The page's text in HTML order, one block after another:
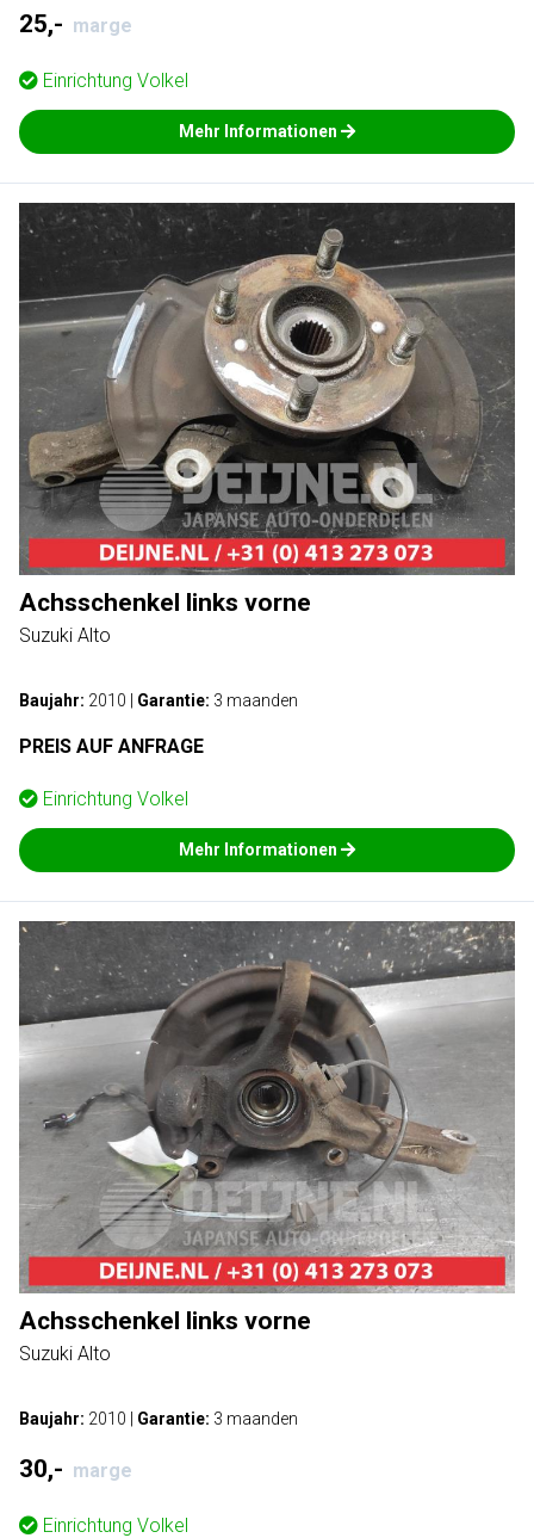
25,- marge
Einrichtung Volkel
Mehr Informationen
Achsschenkel links vorne
Suzuki Alto
Baujahr: 2010 Garantie: 3 maanden
PREIS AUF ANFRAGE
Einrichtung Volkel
Mehr Informationen
Achsschenkel links vorne
Suzuki Alto
Baujahr: 2010 Garantie: 3 maanden
30,- marge
Einrichtung Volkel